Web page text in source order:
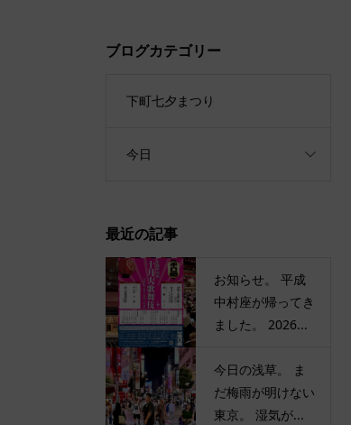
ブログカテゴリー
下町七夕まつり
今日
最近の記事
お知らせ。 平成
中村座が帰ってき
ました。 2026...
今日の浅草。 ま
だ梅雨が明けない
東京。 湿気が...